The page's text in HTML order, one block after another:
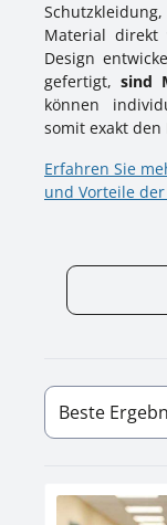
Material direkt
Design
gefertigt, sind
können
somit exakt
Erfahren Sie
und Vorteile